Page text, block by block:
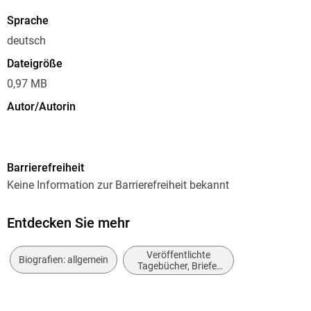
Sprache
deutsch
Dateigröße
0,97 MB
Autor/Autorin
eBook.de Edition
Originalsprache
ohne Kopierschutz
Barrierefreiheit
Keine Information zur Barrierefreiheit bekannt
Entdecken Sie mehr
Biografien: allgemein
Veröffentlichte
Tagebücher, Briefe,
Notizbücher